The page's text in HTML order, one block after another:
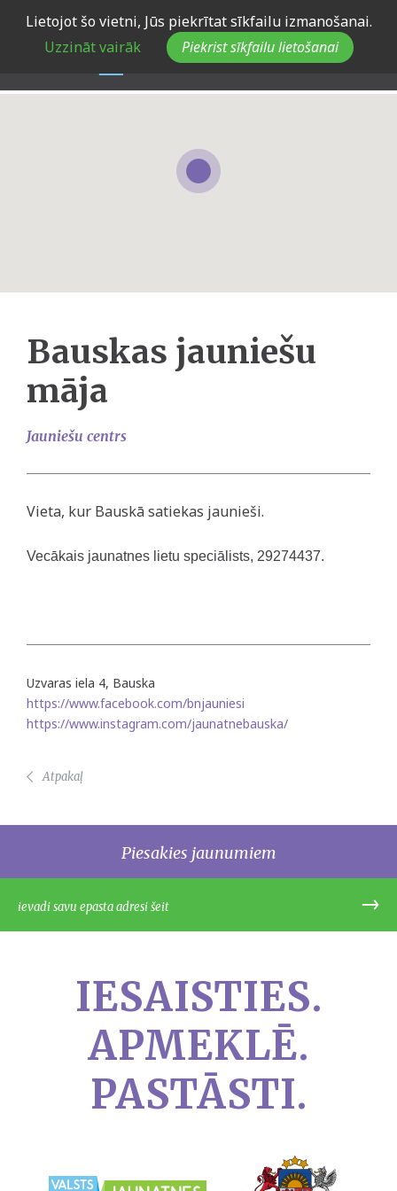
Lietojot šo vietni, Jūs piekrītat sīkfailu izmanošanai.
Uzzināt vairāk
Piekrist sīkfailu lietošanai
Bauskas jauniešu
māja
Jauniešu centrs
Vieta, kur Bauskā satiekas jaunieši.
Vecākais jaunatnes lietu speciālists, 29274437.
Uzvaras iela 4, Bauska
https://www.facebook.com/bnjauniesi
https://www.instagram.com/jaunatnebauska/
Atpakaļ
Piesakies jaunumiem
IESAISTIES.
APMEKLĒ.
PASTĀSTI.